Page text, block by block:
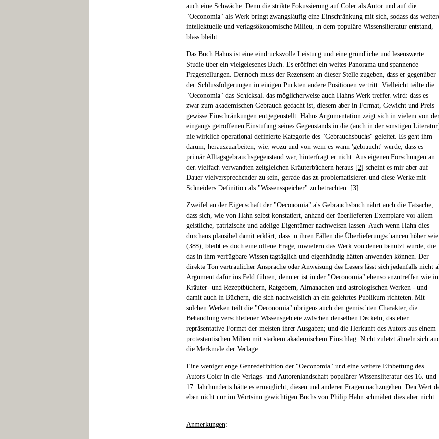
auch eine Schwäche. Denn die strikte Fokussierung auf Coler als Autor und auf die
"Oeconomia" als Werk bringt zwangsläufig eine Einschränkung mit sich, sodass das
intellektuelle und verlagsökonomische Milieu, in dem populäre Wissensliteratur entstand,
blass bleibt.
Das Buch Hahns ist eine eindrucksvolle Leistung und eine gründliche und lesenswerte
Studie über ein vielgelesenes Buch. Es eröffnet ein weites Panorama und spannende
Fragestellungen. Dennoch muss der Rezensent an dieser Stelle zugeben, dass er gegenüber
den Schlussfolgerungen in einigen Punkten andere Positionen vertritt. Vielleicht teilte die
"Oeconomia" das Schicksal, das möglicherweise auch Hahns Werk treffen wird: dass es
zwar zum akademischen Gebrauch gedacht ist, diesem aber in Format, Gewicht und Preis
gewisse Einschränkungen entgegenstellt. Hahns Argumentation zeigt sich in vielem von der
eingangs getroffenen Einstufung seines Gegenstands in die (auch in der sonstigen
nie wirklich operational definierte Kategorie des "Gebrauchsbuchs" geleitet. Es geht ihm
darum, herauszuarbeiten, wie, wozu und von wem es wann 'gebraucht' wurde; dass es
primär Alltagsgebrauchsgegenstand war, hinterfragt er nicht. Aus eigenen Forschungen an
den vielfach verwandten zeitgleichen Kräuterbüchern heraus [2] scheint es mir aber auf
Dauer vielversprechender zu sein, gerade das zu problematisieren und diese Werke mit
Schneiders Definition als "Wissensspeicher" zu betrachten. [3]
Zweifel an der Eigenschaft der "Oeconomia" als Gebrauchsbuch nährt auch die Tatsache,
dass sich, wie von Hahn selbst konstatiert, anhand der überlieferten Exemplare vor allem
geistliche, patrizische und adelige Eigentümer nachweisen lassen. Auch wenn Hahn dies
durchaus plausibel damit erklärt, dass in ihren Fällen die Überlieferungschancen höher
(388), bleibt es doch eine offene Frage, inwiefern das Werk von denen benutzt wurde, die
das in ihm verfügbare Wissen tagtäglich und eigenhändig hätten anwenden können. Der
direkte Ton vertraulicher Ansprache oder Anweisung des Lesers lässt sich jedenfalls nicht
Argument dafür ins Feld führen, denn er ist in der "Oeconomia" ebenso anzutreffen wie in
Kräuter- und Rezeptbüchern, Ratgebern, Almanachen und astrologischen Werken - und
damit auch in Büchern, die sich nachweislich an ein gelehrtes Publikum richteten. Mit
solchen Werken teilt die "Oeconomia" übrigens auch den gemischten Charakter, die
Behandlung verschiedener Wissensgebiete zwischen denselben Deckeln; das eher
repräsentative Format der meisten ihrer Ausgaben; und die Herkunft des Autors aus einem
protestantischen Milieu mit starkem akademischem Einschlag. Nicht zuletzt ähneln sich
die Merkmale der Verlage.
Eine weniger enge Genredefinition der "Oeconomia" und eine weitere Einbettung des
Autors Coler in die Verlags- und Autorenlandschaft populärer Wissensliteratur des 16. und
17. Jahrhunderts hätte es ermöglicht, diesen und anderen Fragen nachzugehen. Den Wert
eben nicht nur im Wortsinn gewichtigen Buchs von Philip Hahn schmälert dies aber nicht.
Anmerkungen: